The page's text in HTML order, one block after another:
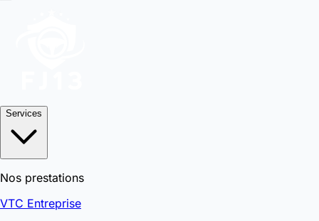
Services
Nos prestations
VTC Entreprise